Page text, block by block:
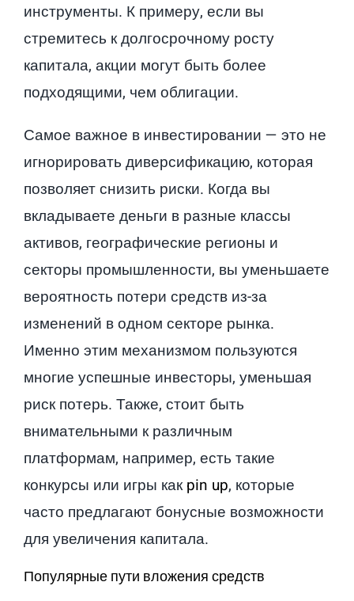
инструменты. К примеру, если вы
стремитесь к долгосрочному росту
капитала, акции могут быть более
подходящими, чем облигации.
Самое важное в инвестировании — это не
игнорировать диверсификацию, которая
позволяет снизить риски. Когда вы
вкладываете деньги в разные классы
активов, географические регионы и
секторы промышленности, вы уменьшаете
вероятность потери средств из-за
изменений в одном секторе рынка.
Именно этим механизмом пользуются
многие успешные инвесторы, уменьшая
риск потерь. Также, стоит быть
внимательными к различным
платформам, например, есть такие
конкурсы или игры какpin up, которые
часто предлагают бонусные возможности
для увеличения капитала.
Популярные пути вложения средств